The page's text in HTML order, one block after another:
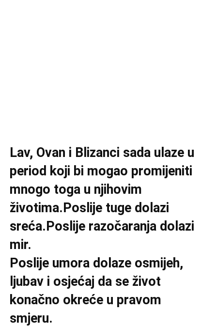
Lav, Ovan i Blizanci sada ulaze u
period koji bi mogao promijeniti
mnogo toga u njihovim
životima.Poslije tuge dolazi
sreća.Poslije razočaranja dolazi
mir.
Poslije umora dolaze osmijeh,
ljubav i osjećaj da se život
konačno okreće u pravom
smjeru.